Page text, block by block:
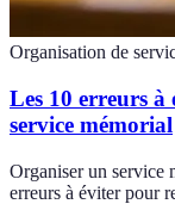
Organisation de
Les 10 erreurs
service mémorial
Organiser un service
erreurs à éviter pour